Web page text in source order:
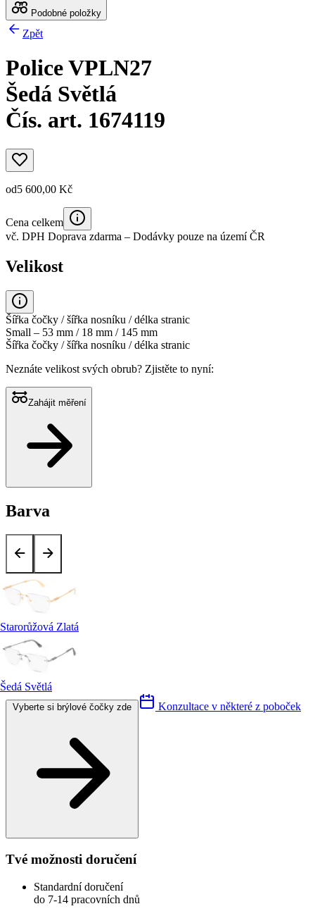
Podobné položky
Zpět
Police VPLN27
Šedá Světlá
Čís. art. 1674119
od5 600,00 Kč
Cena celkem
vč. DPH Doprava zdarma – Dodávky pouze na území ČR
Velikost
Šířka čočky / šířka nosníku / délka stranic
Small – 53 mm / 18 mm / 145 mm
Šířka čočky / šířka nosníku / délka stranic
Neznáte velikost svých obrub? Zjistěte to nyní:
Zahájit měření
Barva
Starorůžová Zlatá
Šedá Světlá
Konzultace v některé z poboček
Tvé možnosti doručení
Standardní doručení
do 7-14 pracovních dnů